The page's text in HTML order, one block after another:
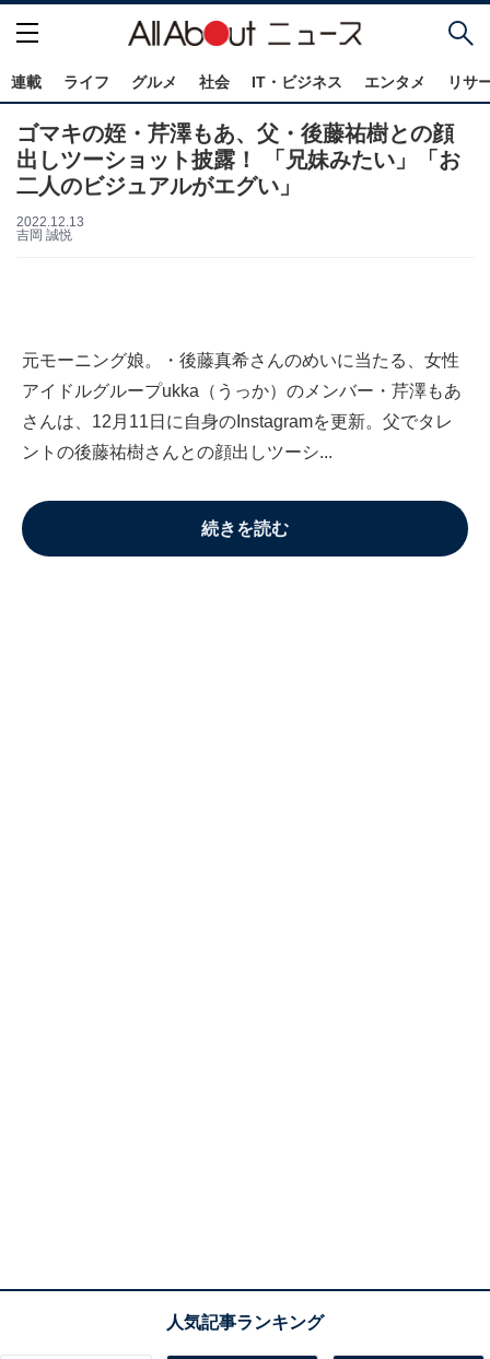
連載 ライフ グルメ 社会 IT・ビジネス エンタメ リサ
ゴマキの姪・芹澤もあ、父・後藤祐樹との顔
出しツーショット披露！ 「兄妹みたい」「お
二人のビジュアルがエグい」
2022.12.13
吉岡 誠悦
元モーニング娘。・後藤真希さんのめいに当たる、女性
アイドルグループukka（うっか）のメンバー・芹澤もあ
さんは、12月11日に自身のInstagramを更新。父でタレ
ントの後藤祐樹さんとの顔出しツーシ...
続きを読む